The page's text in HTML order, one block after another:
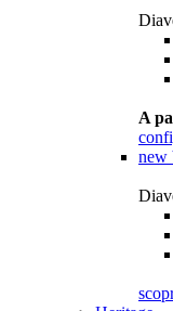
A
new